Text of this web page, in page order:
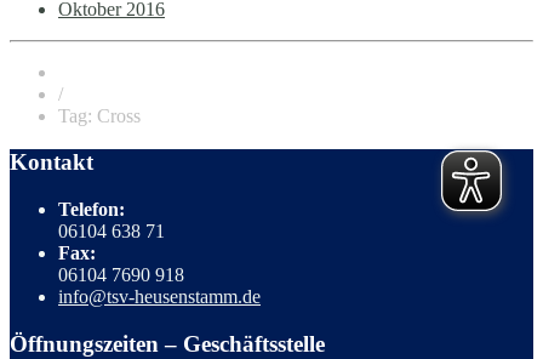
Oktober 2016
/
Tag: Cross
Kontakt
Telefon:
06104 638 71
Fax:
06104 7690 918
info@tsv-heusenstamm.de
Öffnungszeiten – Geschäftsstelle